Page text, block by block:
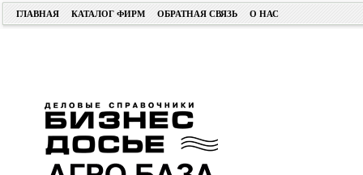
ГЛАВНАЯ КАТАЛОГ ФИРМ ОБРАТНАЯ СВЯЗЬ О НАС